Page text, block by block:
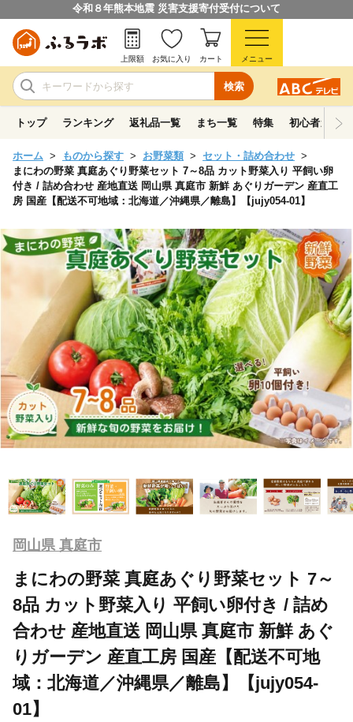
令和８年熊本地震 災害支援寄付受付について
検索
上限額 お気に入り カート メニュー
トップ ランキング 返礼品一覧 まち一覧 特集 初心者ガイド
ホーム ものから探す お野菜類
セット・詰め合わせ
まにわの野菜 真庭あぐり野菜セット 7～8品 カット野菜入り 平飼い卵
付き / 詰め合わせ 産地直送 岡山県 真庭市 新鮮 あぐりガーデン 産直工
房 国産【配送不可地域：北海道／沖縄県／離島】【jujy054-01】
岡山県 真庭市
まにわの野菜 真庭あぐり野菜セット 7～
8品 カット野菜入り 平飼い卵付き / 詰め
合わせ 産地直送 岡山県 真庭市 新鮮 あぐ
りガーデン 産直工房 国産【配送不可地
域：北海道／沖縄県／離島】【jujy054-
01】